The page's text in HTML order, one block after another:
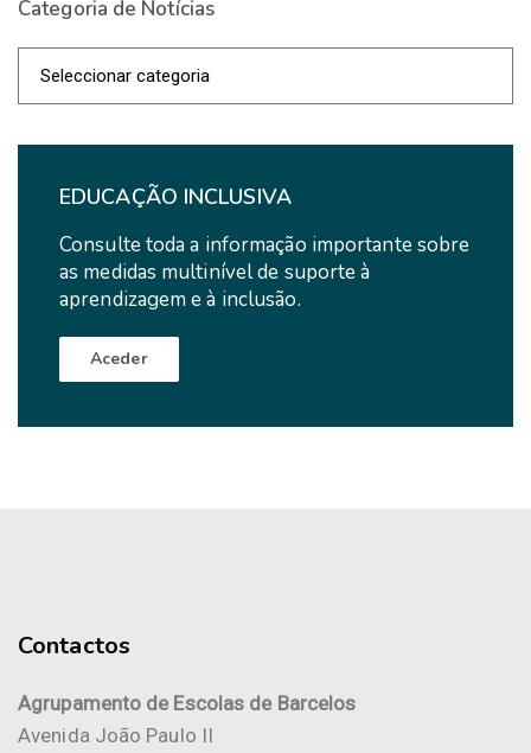
Categoria de Notícias
EDUCAÇÃO INCLUSIVA
Consulte toda a informação importante sobre
as medidas multinível de suporte à
aprendizagem e à inclusão.
Aceder
Contactos
Agrupamento de Escolas de Barcelos
Avenida João Paulo II